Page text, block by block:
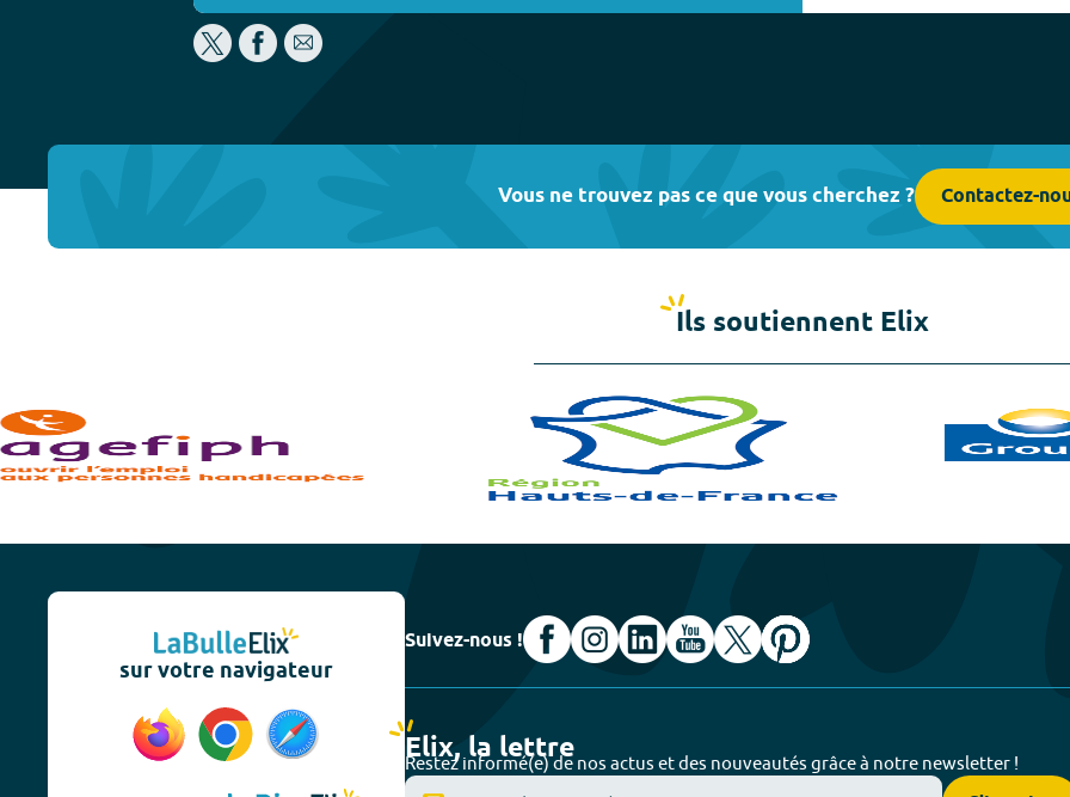
Vous ne trouvez pas ce que vous cherchez ? Contactez-
Ils soutiennent Elix
sur votre navigateur
Suivez-nous !
Elix, la lettre
Restez informé(e) de nos actus et des nouveautés grâce à notre newsletter !